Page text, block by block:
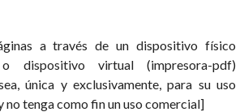
a través de un dispositivo físico
o dispositivo virtual (impresora-pdf)
única y exclusivamente, para su uso
no tenga como fin un uso comercial]